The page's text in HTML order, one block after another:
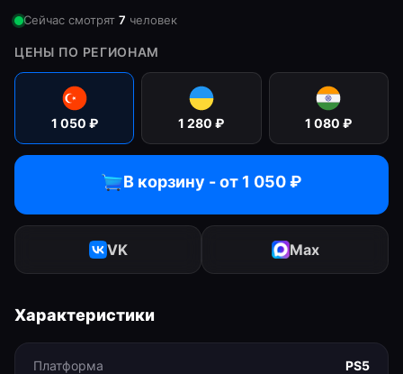
Сейчас смотрят 7 человек
ЦЕНЫ ПО РЕГИОНАМ
1 050 ₽ 1 280 ₽ 1 080 ₽
В корзину - от 1 050₽
VK Max
Характеристики
Платформа PS5